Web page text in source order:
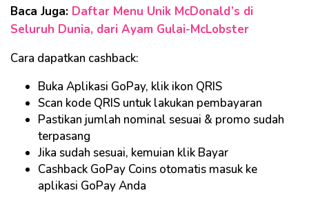
Baca Juga: Daftar Menu Unik McDonald’s di
Seluruh Dunia, dari Ayam Gulai-McLobster
Cara dapatkan cashback:
Buka Aplikasi GoPay, klik ikon QRIS
Scan kode QRIS untuk lakukan pembayaran
Pastikan jumlah nominal sesuai & promo sudah
terpasang
Jika sudah sesuai, kemuian klik Bayar
Cashback GoPay Coins otomatis masuk ke
aplikasi GoPay Anda